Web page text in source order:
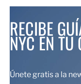
RECIBE
NYC EN TU
Únete gratis a la